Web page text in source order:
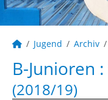
Jugend Archiv
B-Junioren :
(2018/19)